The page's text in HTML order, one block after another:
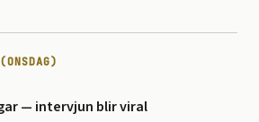
— intervjun blir viral